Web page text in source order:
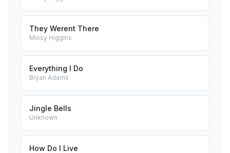
They Werent There
Missy Higgins
Everything I Do
Bryan Adams
Jingle Bells
Unknown
How Do I Live